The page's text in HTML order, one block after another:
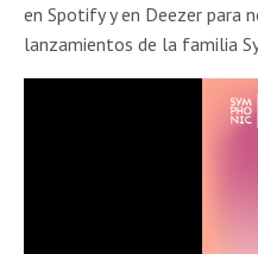
en Spotify y en Deezer para
lanzamientos de la familia